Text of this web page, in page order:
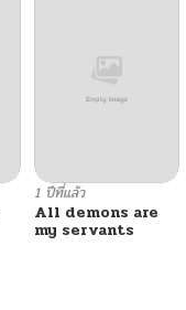
06/20/2026
06/20/2026
1 ปีที่แล้ว
All demons are
my servants